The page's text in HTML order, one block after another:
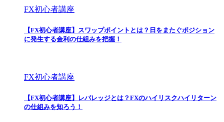
FX初心者講座
【FX初心者講座】スワップポイントとは？日をまたぐポジション
に発生する金利の仕組みを把握！
FX初心者講座
【FX初心者講座】レバレッジとは？FXのハイリスクハイリターン
の仕組みを知ろう！